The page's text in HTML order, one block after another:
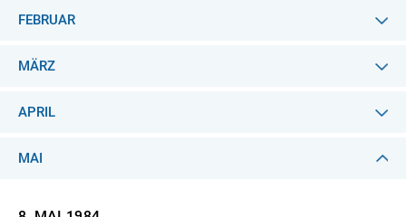
FEBRUAR
MÄRZ
APRIL
MAI